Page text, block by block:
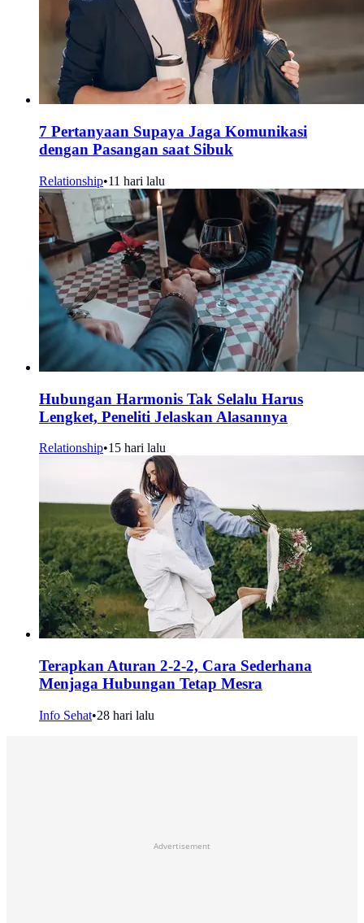
7 Pertanyaan Supaya Jaga Komunikasi
dengan Pasangan saat Sibuk
Relationship•11 hari lalu
Hubungan Harmonis Tak Selalu Harus
Lengket, Peneliti Jelaskan Alasannya
Relationship•15 hari lalu
Terapkan Aturan 2-2-2, Cara Sederhana
Menjaga Hubungan Tetap Mesra
Info Sehat•28 hari lalu
Advertisement